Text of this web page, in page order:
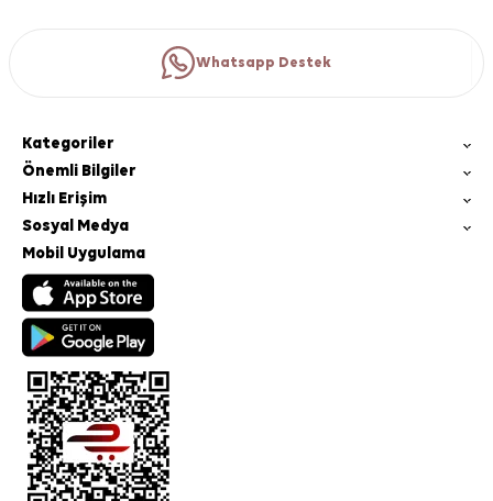
Whatsapp Destek
Kategoriler
Önemli Bilgiler
Hızlı Erişim
Sosyal Medya
Mobil Uygulama